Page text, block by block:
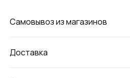
Самовывоз из магазинов
Доставка